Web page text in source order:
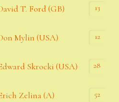
T. Ford (GB) 13
Mylin (USA) 12
Skrocki (USA) 28
Zelina (A) 52